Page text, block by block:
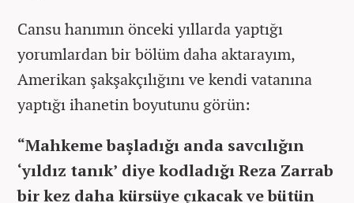
Cansu hanımın önceki yıllarda yaptığı
yorumlardan bir bölüm daha aktarayım,
Amerikan şakşakçılığını ve kendi vatanına
yaptığı ihanetin boyutunu görün:
“Mahkeme başladığı anda savcılığın
‘yıldız tanık’ diye kodladığı Reza Zarrab
bir kez daha kürsüye çıkacak ve bütün